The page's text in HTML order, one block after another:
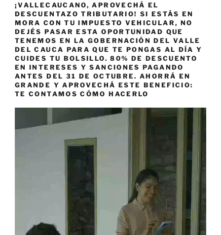
¡VALLECAUCANO, APROVECHÁ EL
DESCUENTAZO TRIBUTARIO! SI ESTÁS EN
MORA CON TU IMPUESTO VEHICULAR, NO
DEJÉS PASAR ESTA OPORTUNIDAD QUE
TENEMOS EN LA GOBERNACIÓN DEL VALLE
DEL CAUCA PARA QUE TE PONGAS AL DÍA Y
CUIDES TU BOLSILLO. 80% DE DESCUENTO
EN INTERESES Y SANCIONES PAGANDO
ANTES DEL 31 DE OCTUBRE. AHORRÁ EN
GRANDE Y APROVECHÁ ESTE BENEFICIO:
TE CONTAMOS CÓMO HACERLO